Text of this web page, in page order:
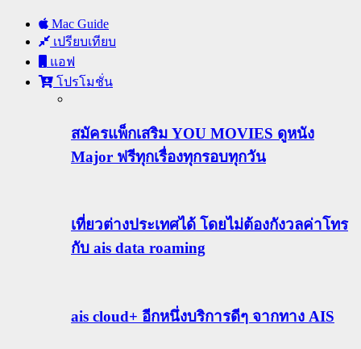
Mac Guide
เปรียบเทียบ
แอฟ
โปรโมชั่น
สมัครแพ็กเสริม YOU MOVIES ดูหนัง
Major ฟรีทุกเรื่องทุกรอบทุกวัน
เที่ยวต่างประเทศได้ โดยไม่ต้องกังวลค่าโทร
กับ ais data roaming
ais cloud+ อีกหนึ่งบริการดีๆ จากทาง AIS